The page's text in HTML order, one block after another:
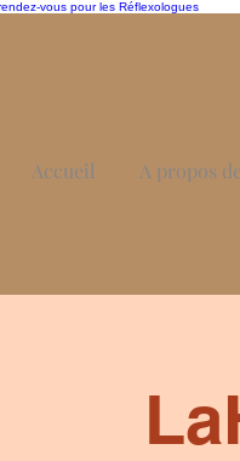
vous pour les Réflexologues
Accueil A propos